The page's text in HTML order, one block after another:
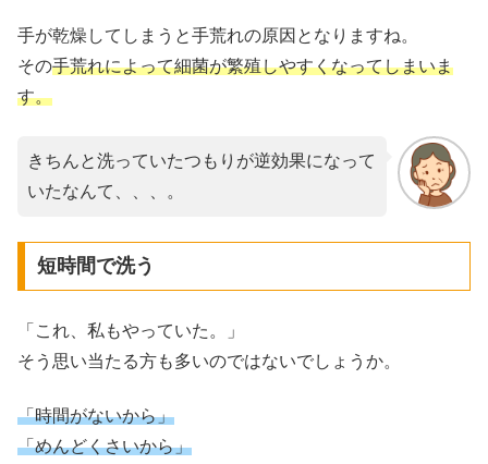
手が乾燥してしまうと手荒れの原因となりますね。
その手荒れによって細菌が繁殖しやすくなってしまいま
す。
きちんと洗っていたつもりが逆効果になって
いたなんて、、、。
短時間で洗う
「これ、私もやっていた。」
そう思い当たる方も多いのではないでしょうか。
「時間がないから」
「めんどくさいから」